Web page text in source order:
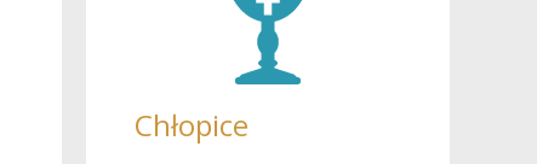
Chłopice